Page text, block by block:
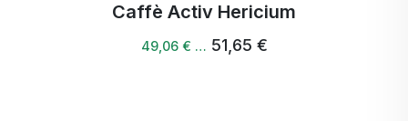
Caffè Activ Slim
49,80 € … 50,81 €